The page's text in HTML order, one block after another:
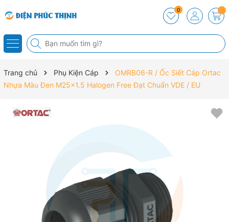
0
Trang chủ Phụ Kiện Cáp
OMRB06-R / Ốc Siết Cáp Ortac
Nhựa Màu Đen M25x1.5 Halogen Free Đạt Chuẩn VDE / EU